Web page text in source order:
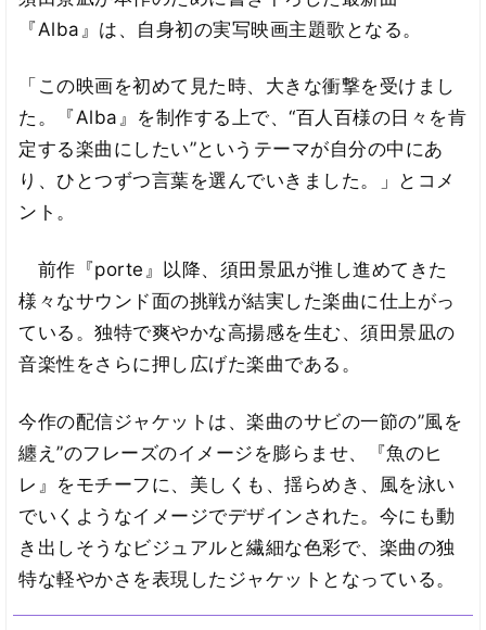
『Alba』は、自身初の実写映画主題歌となる。
「この映画を初めて見た時、大きな衝撃を受けまし
た。『Alba』を制作する上で、“百人百様の日々を肯
定する楽曲にしたい”というテーマが自分の中にあ
り、ひとつずつ言葉を選んでいきました。」とコメ
ント。
前作『porte』以降、須田景凪が推し進めてきた
様々なサウンド面の挑戦が結実した楽曲に仕上がっ
ている。独特で爽やかな高揚感を生む、須田景凪の
音楽性をさらに押し広げた楽曲である。
今作の配信ジャケットは、楽曲のサビの一節の”風を
纏え”のフレーズのイメージを膨らませ、『魚のヒ
レ』をモチーフに、美しくも、揺らめき、風を泳い
でいくようなイメージでデザインされた。今にも動
き出しそうなビジュアルと繊細な色彩で、楽曲の独
特な軽やかさを表現したジャケットとなっている。